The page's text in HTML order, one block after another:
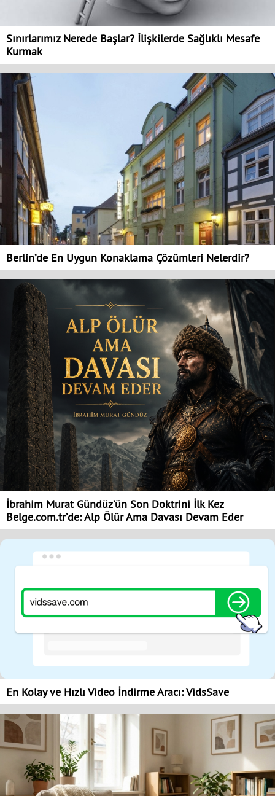
Sınırlarımız Nerede Başlar? İlişkilerde Sağlıklı Mesafe
Kurmak
Berlin’de En Uygun Konaklama Çözümleri Nelerdir?
İbrahim Murat Gündüz’ün Son Doktrini İlk Kez
Belge.com.tr’de: Alp Ölür Ama Davası Devam Eder
En Kolay ve Hızlı Video İndirme Aracı: VidsSave